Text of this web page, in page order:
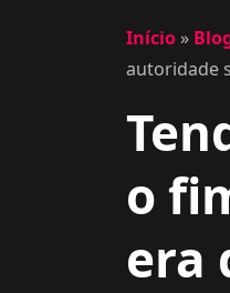
Início »
autoridade
o
era